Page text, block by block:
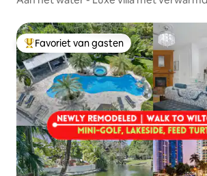
Topfavoriet van gasten
Favoriet van gasten